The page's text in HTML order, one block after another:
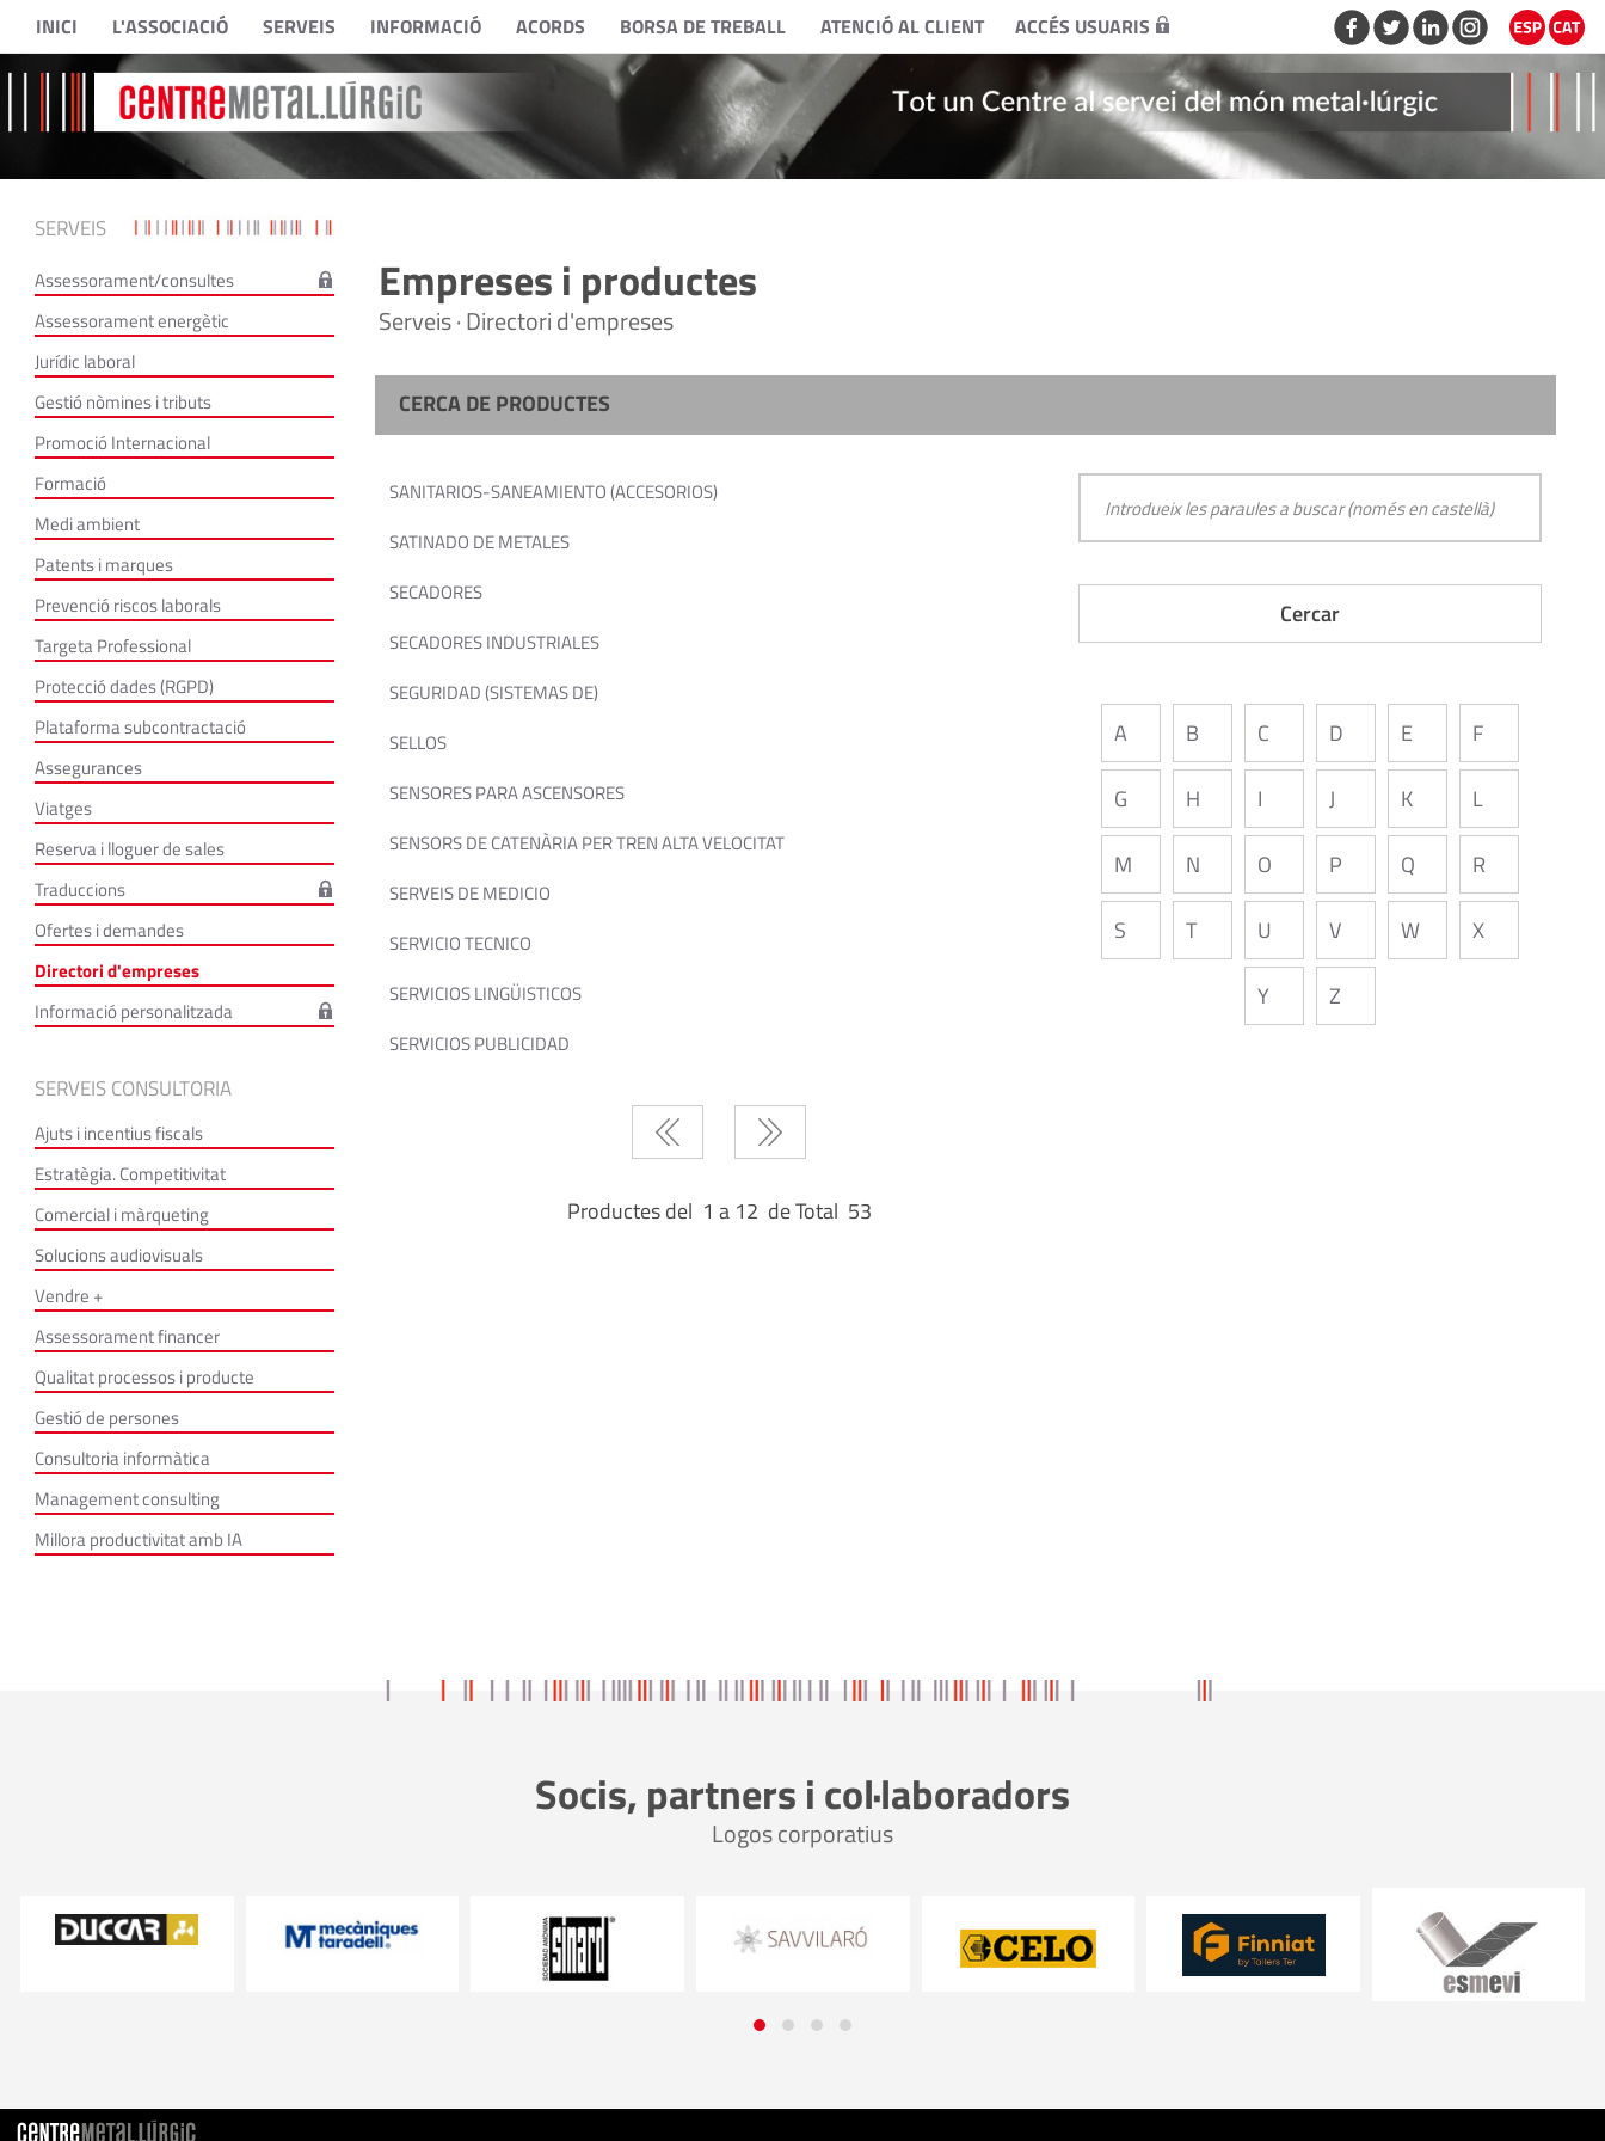
INICI L'ASSOCIACIÓ SERVEIS INFORMACIÓ ACORDS BORSA DE TREBALL ATENCIÓ AL CLIENT ACCÉS USUARIS
SERVEIS
Assessorament/consultes
Assessorament energètic
Jurídic laboral
Gestió nòmines i tributs
Promoció Internacional
Formació
Medi ambient
Patents i marques
Prevenció riscos laborals
Targeta Professional
Protecció dades (RGPD)
Plataforma subcontractació
Assegurances
Viatges
Reserva i lloguer de sales
Traduccions
Ofertes i demandes
Directori d'empreses
Informació personalitzada
SERVEIS CONSULTORIA
Ajuts i incentius fiscals
Estratègia. Competitivitat
Comercial i màrqueting
Solucions audiovisuals
Vendre +
Assessorament financer
Qualitat processos i producte
Gestió de persones
Consultoria informàtica
Management consulting
Millora productivitat amb IA
Empreses i productes
Serveis · Directori d'empreses
CERCA DE PRODUCTES
SANITARIOS-SANEAMIENTO (ACCESORIOS)
SATINADO DE METALES
SECADORES
SECADORES INDUSTRIALES
SEGURIDAD (SISTEMAS DE)
SELLOS
SENSORES PARA ASCENSORES
SENSORS DE CATENÀRIA PER TREN ALTA VELOCITAT
SERVEIS DE MEDICIO
SERVICIO TECNICO
SERVICIOS LINGÜISTICOS
SERVICIOS PUBLICIDAD
Productes del 1 a 12 de Total 53
A B C D E F
G H I J K L
M N O P Q R
S T U V W X
Y Z
Socis, partners i col·laboradors
Logos corporatius